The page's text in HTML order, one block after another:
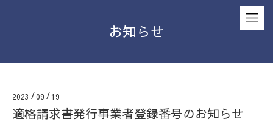
お知らせ
2023 / 09 / 19
適格請求書発行事業者登録番号のお知らせ